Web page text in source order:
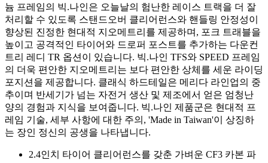
늄 프레임의 빅.나인은 오늘날의 험난한 레이스 트랙을 더 잘
처리할 수 있도록 스탠드오버 클리어런스와 핸들링 안정성이
향상된 진정한 현대적 지오메트리를 제공하며, 포크 트래블을
높이고 공격적인 타이어와 드로퍼 포스트를 추가하는 다운컨
트리 레디 TR 옵션이 있습니다. 빅.나인 TFS와 SPEED 프레임
의 더욱 편안한 지오메트리는 보다 편안한 상체를 세운 라이딩
포지션을 제공합니다. 클래식 하드테일은 메리다 라인업의 중
추이며 반세기가 넘는 자전거 생산 및 제조에서 얻은 엄청난
양의 경험과 지식을 보여줍니다. 빅.나인 제품군은 현대적 프
레임 기술, 세부 사항에 대한 주의, 'Made in Taiwan'이 상징하
는 장인 정신의 공생을 나타냅니다.
2.4인치 타이어 클리어런스를 갖춘 가벼운 CF3 카본 파